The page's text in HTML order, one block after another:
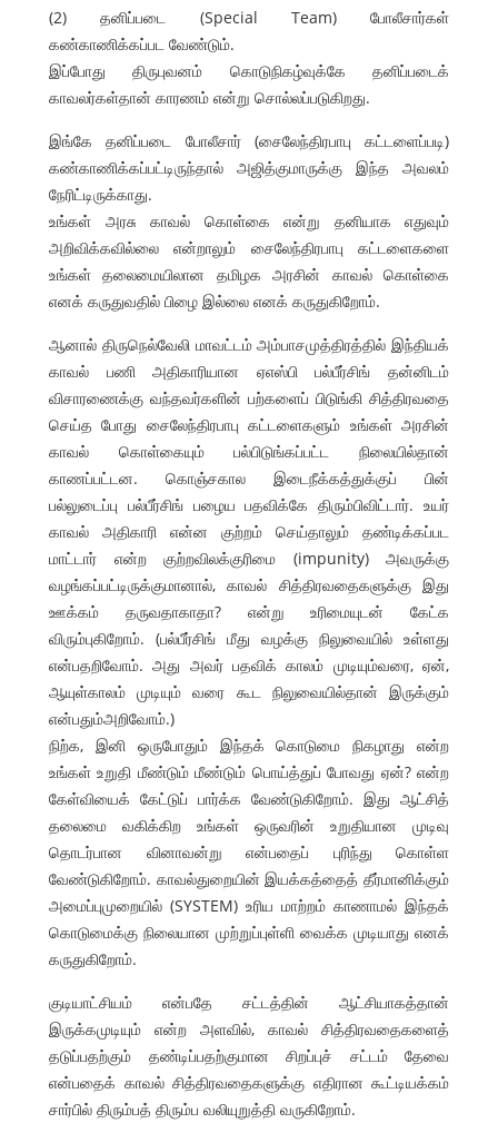
(2) தனிப்படை (Special Team) போலீசார்கள்
கண்காணிக்கப்பட வேண்டும்.
இப்போது திருபுவனம் கொடுநிகழ்வுக்கே தனிப்படைக்
காவலர்கள்தான் காரணம் என்று சொல்லப்படுகிறது.
இங்கே தனிப்படை போலீசார் (சைலேந்திரபாபு கட்டளைப்படி)
கண்காணிக்கப்பட்டிருந்தால் அஜித்குமாருக்கு இந்த அவலம்
நேரிட்டிருக்காது.
உங்கள் அரசு காவல் கொள்கை என்று தனியாக எதுவும்
அறிவிக்கவில்லை என்றாலும் சைலேந்திரபாபு கட்டளைகளை
உங்கள் தலைமையிலான தமிழக அரசின் காவல் கொள்கை
எனக் கருதுவதில் பிழை இல்லை எனக் கருதுகிறோம்.
ஆனால் திருநெல்வேலி மாவட்டம் அம்பாசமுத்திரத்தில் இந்தியக்
காவல் பணி அதிகாரியான ஏஎஸ்பி பல்பீர்சிங் தன்னிடம்
விசாரணைக்கு வந்தவர்களின் பற்களைப் பிடுங்கி சித்திரவதை
செய்த போது சைலேந்திரபாபு கட்டளைகளும் உங்கள் அரசின்
காவல் கொள்கையும் பல்பிடுங்கப்பட்ட நிலையில்தான்
காணப்பட்டன. கொஞ்சகால இடைநீக்கத்துக்குப் பின்
பல்லுடைப்பு பல்பீர்சிங் பழைய பதவிக்கே திரும்பிவிட்டார். உயர்
காவல் அதிகாரி என்ன குற்றம் செய்தாலும் தண்டிக்கப்பட
மாட்டார் என்ற குற்றவிலக்குரிமை (impunity) அவருக்கு
வழங்கப்பட்டிருக்குமானால், காவல் சித்திரவதைகளுக்கு இது
ஊக்கம் தருவதாகாதா? என்று உரிமையுடன் கேட்க
விரும்புகிறோம். (பல்பீர்சிங் மீது வழக்கு நிலுவையில் உள்ளது
என்பதறிவோம். அது அவர் பதவிக் காலம் முடியும்வரை, ஏன்,
ஆயுள்காலம் முடியும் வரை கூட நிலுவையில்தான் இருக்கும்
என்பதும்அறிவோம்.)
நிற்க, இனி ஒருபோதும் இந்தக் கொடுமை நிகழாது என்ற
உங்கள் உறுதி மீண்டும் மீண்டும் பொய்த்துப் போவது ஏன்? என்ற
கேள்வியைக் கேட்டுப் பார்க்க வேண்டுகிறோம். இது ஆட்சித்
தலைமை வகிக்கிற உங்கள் ஒருவரின் உறுதியான முடிவு
தொடர்பான வினாவன்று என்பதைப் புரிந்து கொள்ள
வேண்டுகிறோம். காவல்துறையின் இயக்கத்தைத் தீர்மானிக்கும்
அமைப்புமுறையில் (SYSTEM) உரிய மாற்றம் காணாமல் இந்தக்
கொடுமைக்கு நிலையான முற்றுப்புள்ளி வைக்க முடியாது எனக்
கருதுகிறோம்.
குடியாட்சியம் என்பதே சட்டத்தின் ஆட்சியாகத்தான்
இருக்கமுடியும் என்ற அளவில், காவல் சித்திரவதைகளைத்
தடுப்பதற்கும் தண்டிப்பதற்குமான சிறப்புச் சட்டம் தேவை
என்பதைக் காவல் சித்திரவதைகளுக்கு எதிரான கூட்டியக்கம்
சார்பில் திரும்பத் திரும்ப வலியுறுத்தி வருகிறோம்.